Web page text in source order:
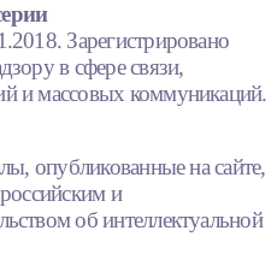
Зарегистрировано
в сфере связи,
и массовых коммуникаций.
опубликованные на сайте,
и
об интеллектуальной